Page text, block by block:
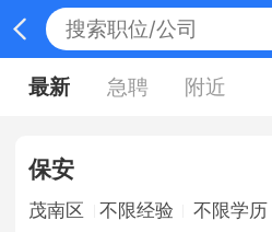
最新 急聘 附近
保安
茂南区 不限经验 不限学历